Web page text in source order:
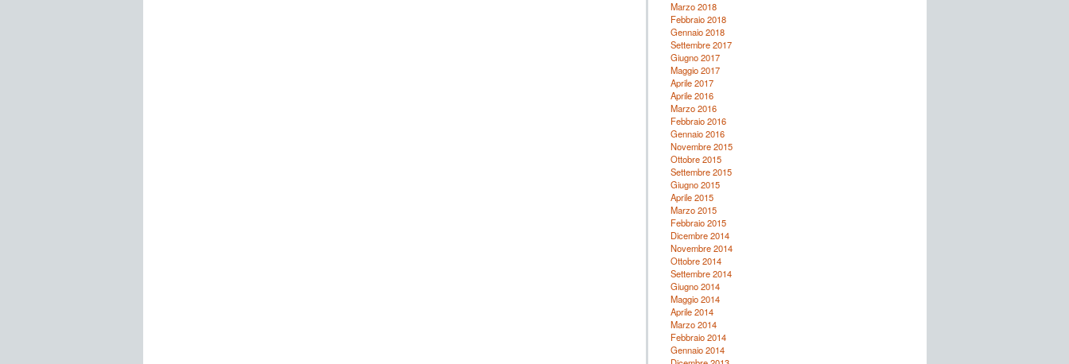
Marzo 2018
Febbraio 2018
Gennaio 2018
Settembre 2017
Giugno 2017
Maggio 2017
Aprile 2017
Aprile 2016
Marzo 2016
Febbraio 2016
Gennaio 2016
Novembre 2015
Ottobre 2015
Settembre 2015
Giugno 2015
Aprile 2015
Marzo 2015
Febbraio 2015
Dicembre 2014
Novembre 2014
Ottobre 2014
Settembre 2014
Giugno 2014
Maggio 2014
Aprile 2014
Marzo 2014
Febbraio 2014
Gennaio 2014